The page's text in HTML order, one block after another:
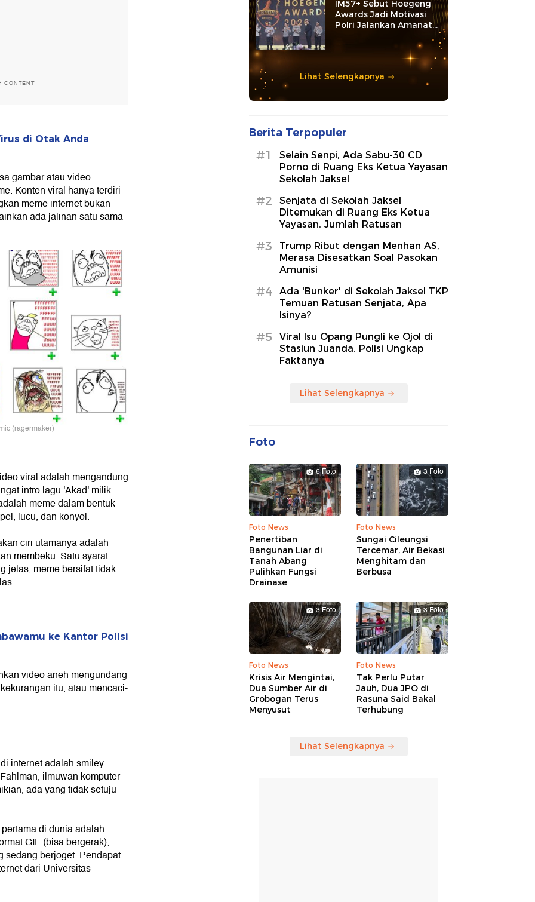
CONTENT
di Otak Anda
gambar atau video.
Konten viral hanya terdiri
meme internet bukan
ada jalinan satu sama
(ragermaker)
viral adalah mengandung
intro lagu 'Akad' milik
meme dalam bentuk
lucu, dan konyol.
ciri utamanya adalah
membeku. Satu syarat
jelas, meme bersifat tidak
ke Kantor Polisi
video aneh mengundang
itu, atau mencaci-
internet adalah smiley
ilmuwan komputer
ada yang tidak setuju
di dunia adalah
GIF (bisa bergerak),
sedang berjoget. Pendapat
dari Universitas
IM57+ Sebut Hoegeng
Awards Jadi Motivasi
Polri Jalankan Amanat
Lihat Selengkapnya
Berita Terpopuler
#1
Selain Senpi, Ada Sabu-30 CD
Porno di Ruang Eks Ketua Yayasan
Sekolah Jaksel
#2
Senjata di Sekolah Jaksel
Ditemukan di Ruang Eks Ketua
Yayasan, Jumlah Ratusan
#3
Trump Ribut dengan Menhan AS,
Merasa Disesatkan Soal Pasokan
Amunisi
#4
Ada 'Bunker' di Sekolah Jaksel TKP
Temuan Ratusan Senjata, Apa
Isinya?
#5
Viral Isu Opang Pungli ke Ojol di
Stasiun Juanda, Polisi Ungkap
Faktanya
Lihat Selengkapnya
Foto
6 Foto
Foto News
Penertiban
Bangunan Liar di
Tanah Abang
Pulihkan Fungsi
Drainase
3 Foto
Foto News
Sungai Cileungsi
Tercemar, Air Bekasi
Menghitam dan
Berbusa
3 Foto
Foto News
Krisis Air Mengintai,
Dua Sumber Air di
Grobogan Terus
Menyusut
3 Foto
Foto News
Tak Perlu Putar
Jauh, Dua JPO di
Rasuna Said Bakal
Terhubung
Lihat Selengkapnya